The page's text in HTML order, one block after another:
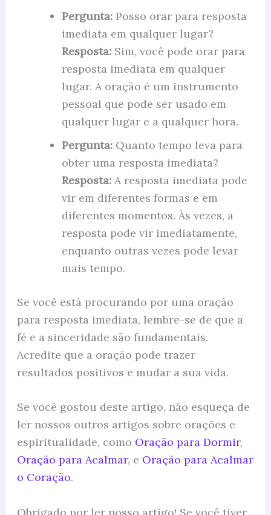
Pergunta:Posso orar para resposta
imediata em qualquer lugar?
Resposta:Sim, você pode orar para
resposta imediata em qualquer
lugar. A oração é um instrumento
pessoal que pode ser usado em
qualquer lugar e a qualquer hora.
Pergunta:Quanto tempo leva para
obter uma resposta imediata?
Resposta:A resposta imediata pode
vir em diferentes formas e em
diferentes momentos. Às vezes, a
resposta pode vir imediatamente,
enquanto outras vezes pode levar
mais tempo.
Se você está procurando por uma oração
para resposta imediata, lembre-se de que a
fé e a sinceridade são fundamentais.
Acredite que a oração pode trazer
resultados positivos e mudar a sua vida.
Se você gostou deste artigo, não esqueça de
ler nossos outros artigos sobre orações e
espiritualidade, como Oração para Dormir,
Oração para Acalmar, e Oração para Acalmar
o Coração.